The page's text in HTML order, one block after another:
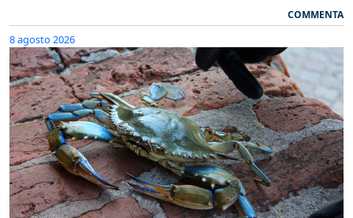
COMMENTA
8 agosto 2026